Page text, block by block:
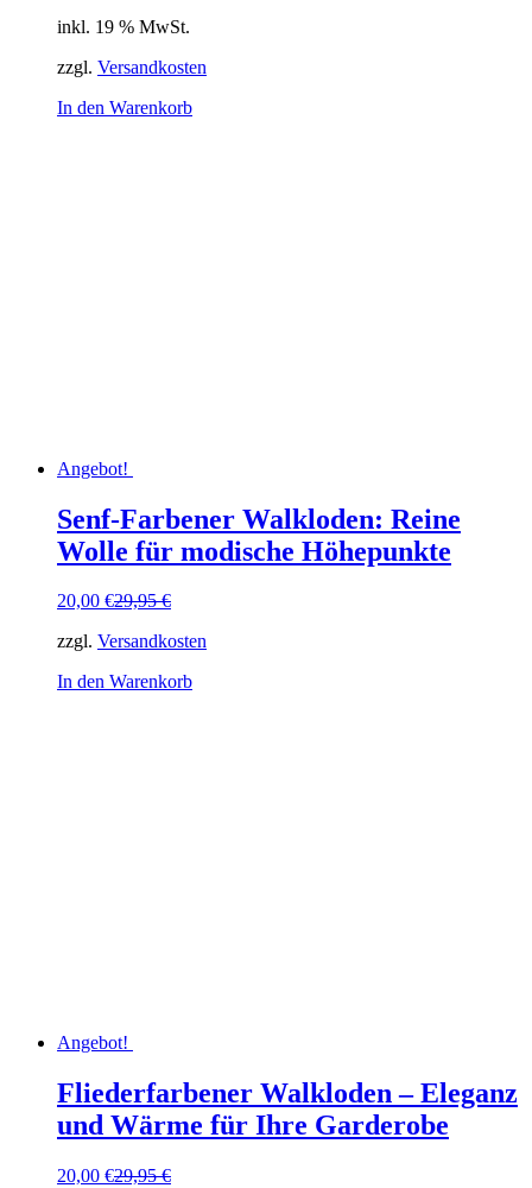
war:
ist:
inkl. 19 % MwSt.
zzgl. Versandkosten
In den Warenkorb
Angebot!
Senf-Farbener Walkloden: Reine
Wolle für modische Höhepunkte
29,95€
Ursprünglicher
war:
20,00 €
Aktueller
ist:
zzgl. Versandkosten
In den Warenkorb
Angebot!
Fliederfarbener Walkloden – Eleganz
und Wärme für Ihre Garderobe
29,95€
Ursprünglicher
20,00 €
Aktueller